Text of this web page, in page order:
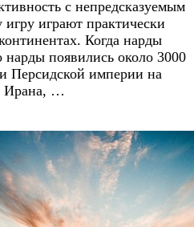
с непредсказуемым
игру играют практически
Когда нарды
нарды появились около 3000
Персидской империи на
Ирана, …